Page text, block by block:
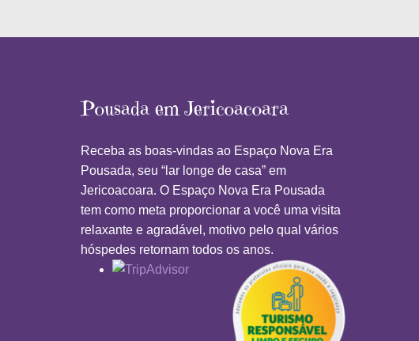
Pousada em Jericoacoara
Receba as boas-vindas ao Espaço Nova Era
Pousada, seu “lar longe de casa” em
Jericoacoara. O Espaço Nova Era Pousada
tem como meta proporcionar a você uma visita
relaxante e agradável, motivo pelo qual vários
hóspedes retornam todos os anos.